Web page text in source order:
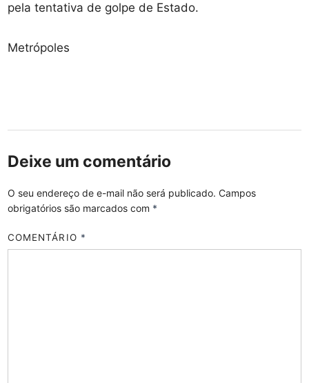
pela tentativa de golpe de Estado.
Metrópoles
Deixe um comentário
O seu endereço de e-mail não será publicado. Campos
obrigatórios são marcados com *
COMENTÁRIO *